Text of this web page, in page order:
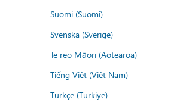
Suomi (Suomi)
Svenska (Sverige)
Te reo Māori (Aotearoa)
Tiếng Việt (Việt Nam)
Türkçe (Türkiye)